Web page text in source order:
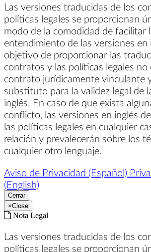
Las versiones traducidas de los
políticas legales se proporcionan
modo de la comodidad de facilitar
entendimiento de las versiones en
objetivo de proporcionar las
contratos y las políticas legales no
contrato jurídicamente vinculante
substituto para la validez legal de
inglés. En caso de que exista
conflicto, las versiones en inglés
las políticas legales en cualquier
relación y prevalecerán sobre los
cualquier otro lenguaje.
Aviso de Privacidad (Español)
(English)
Cerrar
×Close
Nota Legal
Las versiones traducidas de los
políticas legales se proporcionan